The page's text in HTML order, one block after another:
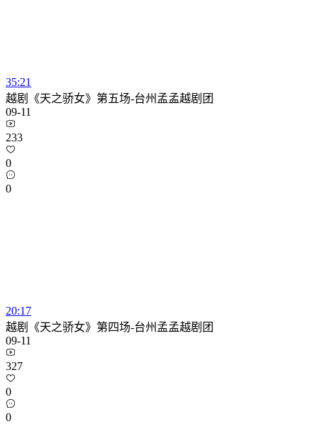
35:21
越剧《天之骄女》第五场-台州孟孟越剧团
09-11
233
0
0
20:17
越剧《天之骄女》第四场-台州孟孟越剧团
09-11
327
0
0